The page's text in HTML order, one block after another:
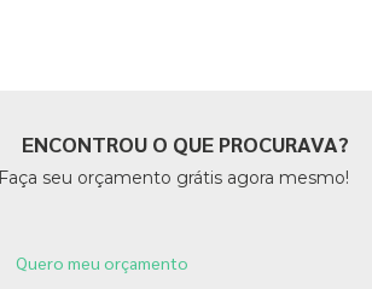
ENCONTROU O QUE PROCURAVA?
Faça seu orçamento grátis agora mesmo!
Quero meu orçamento